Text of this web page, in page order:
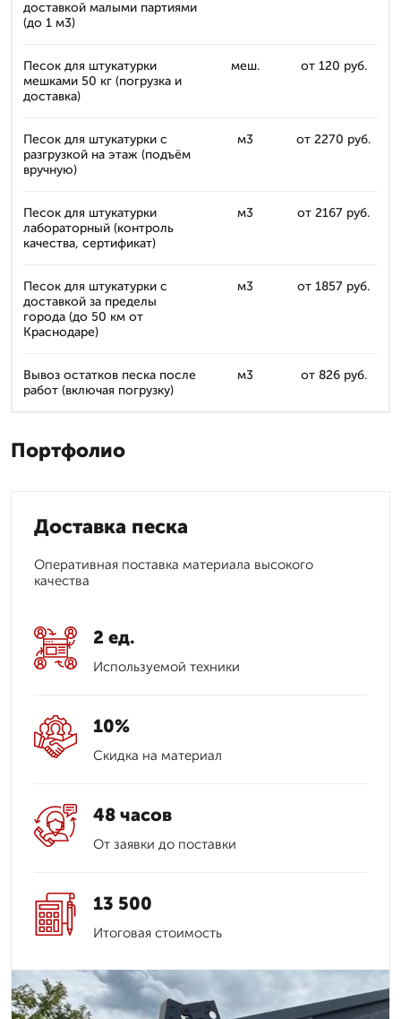
доставкой малыми партиями
(до 1 м3)
Песок для штукатурки
мешками 50 кг (погрузка и
доставка)
меш. от 120 руб.
Песок для штукатурки с
разгрузкой на этаж (подъём
вручную)
м3 от 2270 руб.
Песок для штукатурки
лабораторный (контроль
качества, сертификат)
м3 от 2167 руб.
Песок для штукатурки с
доставкой за пределы
города (до 50 км от
Краснодаре)
м3 от 1857 руб.
Вывоз остатков песка после
работ (включая погрузку)
м3 от 826 руб.
Портфолио
Доставка песка
Оперативная поставка материала высокого
качества
2 ед.
Используемой техники
10%
Скидка на материал
48 часов
От заявки до поставки
13 500
Итоговая стоимость